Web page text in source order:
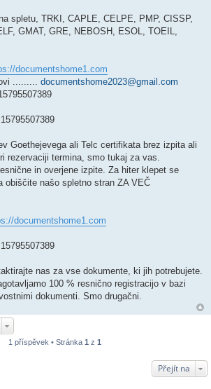
spletu, TRKI, CAPLE, CELPE, PMP, CISSP,
GMAT, GRE, NEBOSH, ESOL, TOEIL,
documentshome1.com
......... documentshome2023@gmail.com
Goethejevega ali Telc certifikata brez izpita ali
rezervaciji termina, smo tukaj za vas.
in overjene izpite. Za hiter klepet se
obiščite našo spletno stran ZA VEČ
documentshome1.com
nas za vse dokumente, ki jih potrebujete.
100 % resnično registracijo v bazi
dokumenti. Smo drugačni.
1 příspěvek • Stránka 1 z 1
Přejít na